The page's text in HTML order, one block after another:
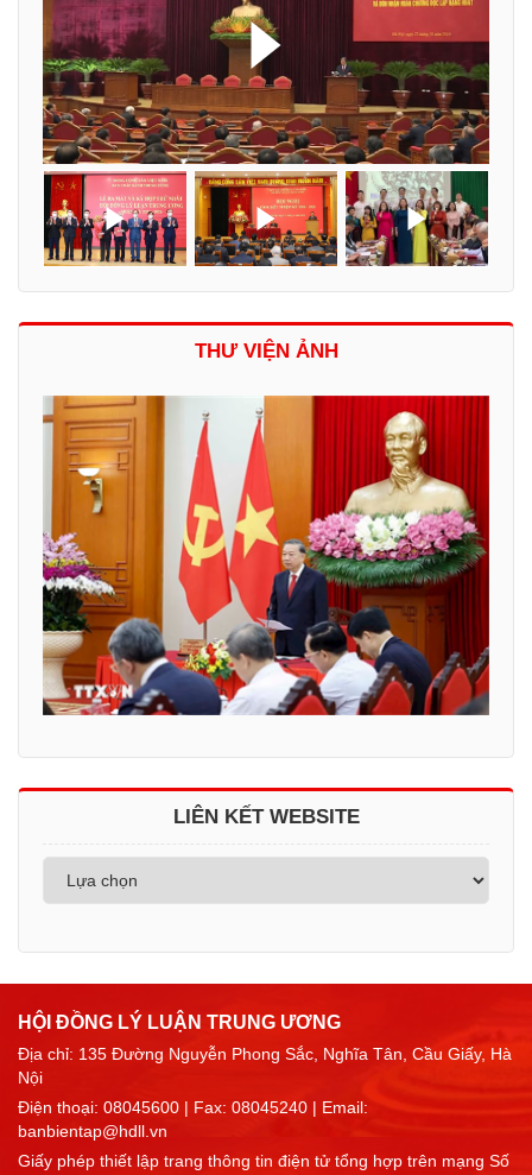
THƯ VIỆN ẢNH
LIÊN KẾT WEBSITE
HỘI ĐỒNG LÝ LUẬN TRUNG ƯƠNG
Địa chỉ: 135 Đường Nguyễn Phong Sắc, Nghĩa Tân, Cầu Giấy, Hà
Nội
Điện thoại: 08045600 | Fax: 08045240 | Email:
banbientap@hdll.vn
Giấy phép thiết lập trang thông tin điện tử tổng hợp trên mạng Số